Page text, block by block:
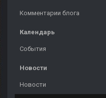
Комментарии блога
Календарь
События
Новости
Новости